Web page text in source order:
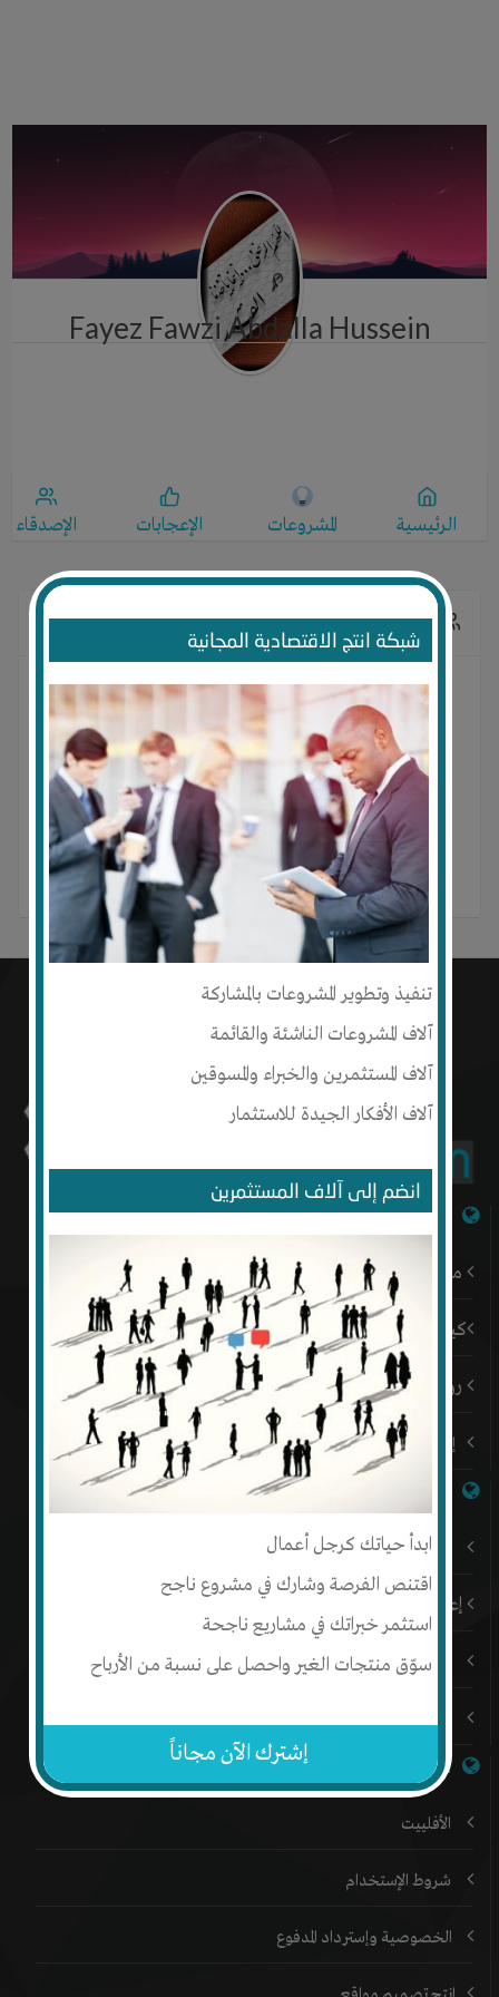
شبكة انتج الاقتصادية المجانية
تنفيذ وتطوير المشروعات بالمشاركة
آلاف المشروعات الناشئة والقائمة
آلاف المستثمرين والخبراء والمسوقين
آلاف الأفكار الجيدة للاستثمار
انضم إلى آلاف المستثمرين
ابدأ حياتك كرجل أعمال
اقتنص الفرصة وشارك في مشروع ناجح
استثمر خبراتك في مشاريع ناجحة
سوّق منتجات الغير واحصل على نسبة من الأرباح
إشترك الآن مجاناً
n
Fayez Fawzi Abdalla Hussein
الرئيسية المشروعات الإعجابات الإصدقاء
الإصدقاء
ليس لديه أصدقاء حتى الآن
شبكة إنتج
من نحن
كيف أبدأ
رؤيتنا
إتصل بنا
باقات إنتج المميزة
إعلن على إنتج
المدونة
المنتدي
خدمات إنتج
الأفلييت
شروط الإستخدام
الخصوصية وإسترداد المدفوع